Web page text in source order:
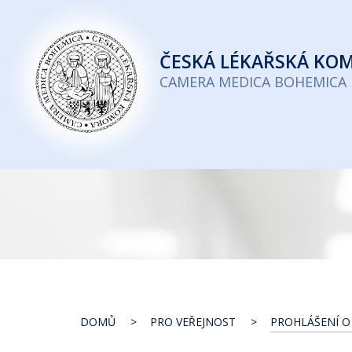
Česká
lékařská
komora
ČESKÁ LÉKAŘSKÁ
CAMERA MEDICA BOHEMICA
DOMŮ PRO VEŘEJNOST PROHLÁŠENÍ